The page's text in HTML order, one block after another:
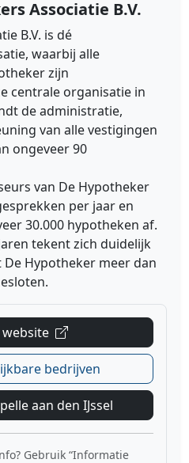
Associatie B.V.
B.V. is dé
waarbij alle
zijn
centrale organisatie in
de administratie,
van alle vestigingen
ongeveer 90
van De Hypotheker
per jaar en
30.000 hypotheken af.
tekent zich duidelijk
Hypotheker meer dan
website
bedrijven
aan den IJssel
Gebruik “Informatie